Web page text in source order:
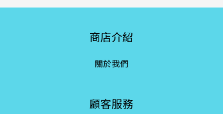
商店介紹
關於我們
顧客服務